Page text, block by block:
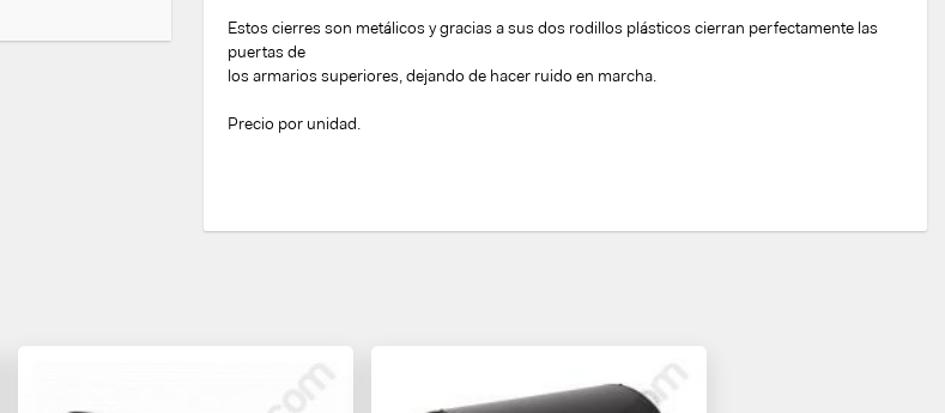
Estos cierres son metálicos y gracias a sus dos rodillos plásticos cierran perfectamente las
puertas de
los armarios superiores, dejando de hacer ruido en marcha.
Precio por unidad.